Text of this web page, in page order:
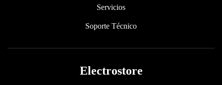
Servicios
Soporte Técnico
Electrostore